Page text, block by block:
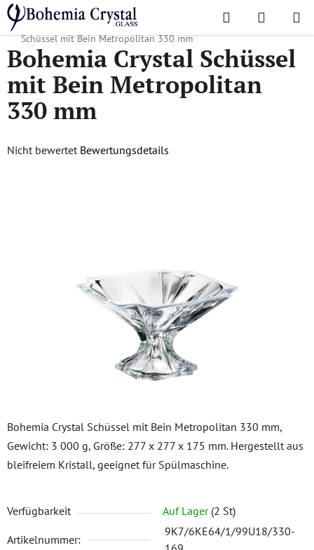
Zum
Inhalt
springen
Suchen
Startseite
/ Lieblingskollektionen /
Bohemia Crystal
Schüssel mit Bein Metropolitan 330 mm
Bohemia Crystal Schüssel mit Bein Metropolitan 330 mm,
Gewicht: 3 000 g, Größe: 277 x 277 x 175 mm. Hergestellt aus
bleifreiem Kristall, geeignet für Spülmaschine.
Verfügbarkeit Auf Lager (2 St)
Artikelnummer:
9K7/6KE64/1/99U18/330-
Bohemia Crystal Schüssel
mit Bein Metropolitan
330 mm
Die
Nicht bewertet Bewertungsdetails